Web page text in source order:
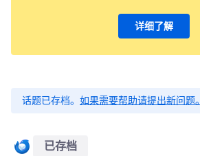
详细了解
话题已存档。 如果需要帮助请提出新问题。
已存档